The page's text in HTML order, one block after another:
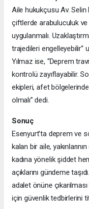
Aile hukukçusu Av. Selin
çiftlerde arabuluculuk
uygulanmalı.
trajedileri engelleyebilir”
Yılmaz ise, “Deprem
kontrolü zayıflayabilir.
ekipleri, afet
olmalı” dedi.
Sonuç
Esenyurt’ta deprem ve
kalan bir aile,
kadına yönelik şiddet
açıklarını gündeme
adalet önüne
için güvenlik tedbirlerini